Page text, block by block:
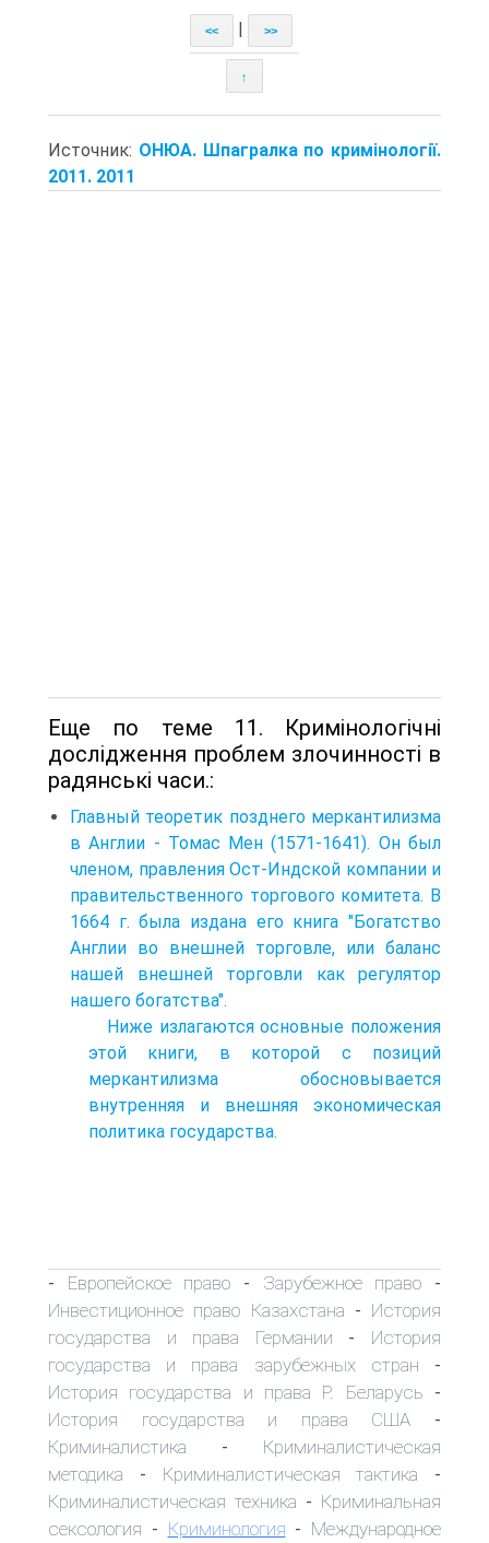
<< >>
↑
Источник: ОНЮА. Шпагралка по кримінології.
2011. 2011
Еще по теме 11. Кримінологічні
дослідження проблем злочинності в
радянські часи.:
Главный теоретик позднего меркантилизма
в Англии - Томас Мен (1571-1641). Он был
членом, правления Ост-Индской компании и
правительственного торгового комитета. В
1664 г. была издана его книга "Богатство
Англии во внешней торговле, или баланс
нашей внешней торговли как регулятор
нашего богатства".
Ниже излагаются основные положения
этой книги, в которой с позиций
меркантилизма обосновывается
внутренняя и внешняя экономическая
политика государства.
- Европейское право - Зарубежное право -
Инвестиционное право Казахстана - История
государства и права Германии - История
государства и права зарубежных стран -
История государства и права Р. Беларусь -
История государства и права США -
Криминалистика - Криминалистическая
методика - Криминалистическая тактика -
Криминалистическая техника - Криминальная
сексология - Криминология - Международное